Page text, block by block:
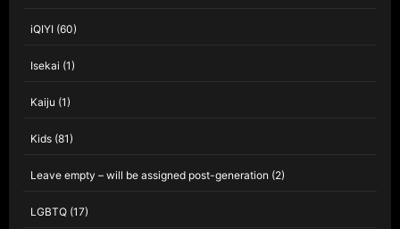
iQIYI (60)
Isekai (1)
Kaiju (1)
Kids (81)
Leave empty – will be assigned post-generation (2)
LGBTQ (17)